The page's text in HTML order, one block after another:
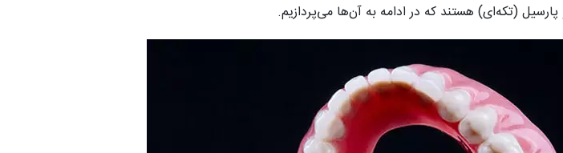
(تکه‌ای) هستند که در ادامه به آن‌ها می‌پردازیم.